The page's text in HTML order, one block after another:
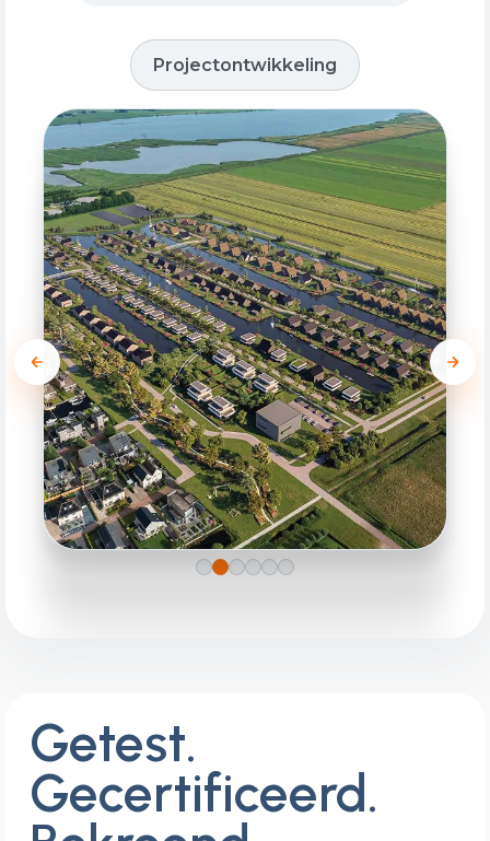
Projectontwikkeling
Woonproject Hof Fan
Getest.
Gecertificeerd.